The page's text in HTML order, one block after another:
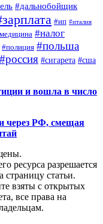
#дальнобойщик
#ип #италия
#налог
#полиция #польша
#россия #сигарета #сша
и вошла в число
через РФ, смещая
ресурса разрешается
страницу статьи.
взяты с открытых
все права на